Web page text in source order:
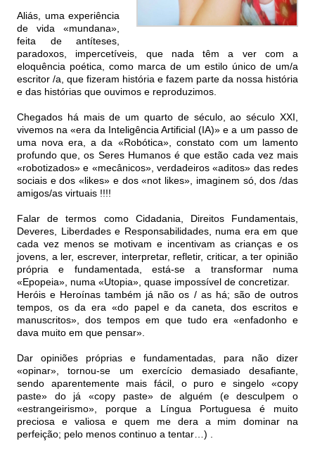
Aliás, uma experiência
de vida «mundana»,
feita de antíteses,
paradoxos, impercetíveis, que nada têm a ver com a
eloquência poética, como marca de um estilo único de um/a
escritor /a, que fizeram história e fazem parte da nossa história
e das histórias que ouvimos e reproduzimos.
Chegados há mais de um quarto de século, ao século XXI,
vivemos na «era da Inteligência Artificial (IA)» e a um passo de
uma nova era, a da «Robótica», constato com um lamento
profundo que, os Seres Humanos é que estão cada vez mais
«robotizados» e «mecânicos», verdadeiros «aditos» das redes
sociais e dos «likes» e dos «not likes», imaginem só, dos /das
amigos/as virtuais !!!!
Falar de termos como Cidadania, Direitos Fundamentais,
Deveres, Liberdades e Responsabilidades, numa era em que
cada vez menos se motivam e incentivam as crianças e os
jovens, a ler, escrever, interpretar, refletir, criticar, a ter opinião
própria e fundamentada, está-se a transformar numa
«Epopeia», numa «Utopia», quase impossível de concretizar.
Heróis e Heroínas também já não os / as há; são de outros
tempos, os da era «do papel e da caneta, dos escritos e
manuscritos», dos tempos em que tudo era «enfadonho e
dava muito em que pensar».
Dar opiniões próprias e fundamentadas, para não dizer
«opinar», tornou-se um exercício demasiado desafiante,
sendo aparentemente mais fácil, o puro e singelo «copy
paste» do já «copy paste» de alguém (e desculpem o
«estrangeirismo», porque a Língua Portuguesa é muito
preciosa e valiosa e quem me dera a mim dominar na
perfeição; pelo menos continuo a tentar…) .